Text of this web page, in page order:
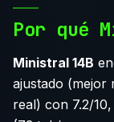
Por qué
Ministral 14B
ajustado (mejor
real) con 7.2/